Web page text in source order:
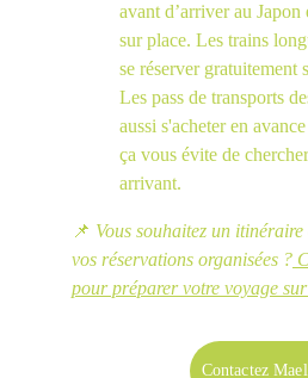
avant d’arriver au Japon
sur place. Les trains
se réserver gratuitement
Les pass de transports
aussi s'acheter en
ça vous évite de
arrivant.
📌 Vous souhaitez un
vos réservations organisées ?
pour préparer votre voyage
Contactez